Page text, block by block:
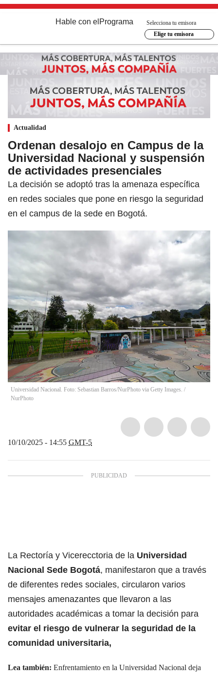
Hable con el Programa
Selecciona tu emisora
Elige tu emisora
Actualidad
Ordenan desalojo en Campus de la
Universidad Nacional y suspensión
de actividades presenciales
La decisión se adoptó tras la amenaza específica
en redes sociales que pone en riesgo la seguridad
en el campus de la sede en Bogotá.
Universidad Nacional. Foto: Sebastian Barros/NurPhoto via Getty Images. /
NurPhoto
10/10/2025 - 14:55 GMT-5
La Rectoría y Vicerecctoria de la Universidad
Nacional Sede Bogotá, manifestaron que a través
de diferentes redes sociales, circularon varios
mensajes amenazantes que llevaron a las
autoridades académicas a tomar la decisión para
evitar el riesgo de vulnerar la seguridad de la
comunidad universitaria,
Lea también: Enfrentamiento en la Universidad Nacional deja